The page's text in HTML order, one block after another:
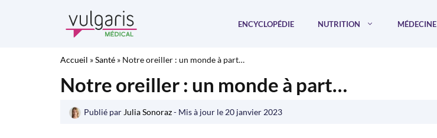
ENCYCLOPÉDIE NUTRITION MÉDECINE
Accueil »Santé » Notre oreiller : un monde à part…
Notre oreiller : un monde à part…
Publié par Julia Sonoraz- Mis à jour le 20 janvier 2023